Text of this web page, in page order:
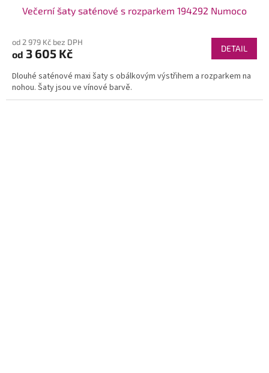
Večerní šaty saténové s rozparkem 194292 Numoco
od 2 979 Kč bez DPH
od 3 605 Kč DETAIL
Dlouhé saténové maxi šaty s obálkovým výstřihem a rozparkem na
nohou. Šaty jsou ve vínové barvě.